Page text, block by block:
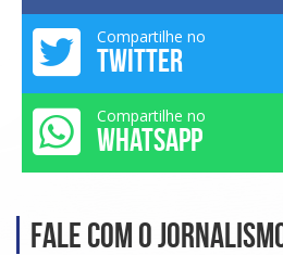
Compartilhe no
TWITTER
Compartilhe no
WHATSAPP
Fale com o